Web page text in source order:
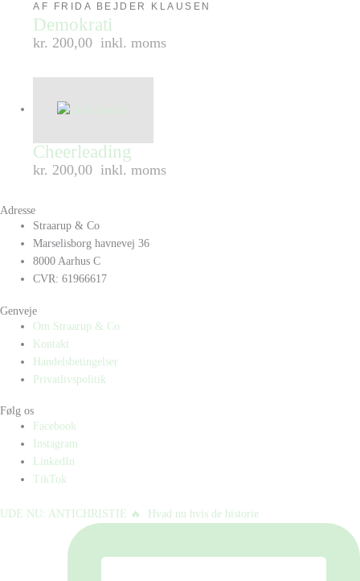
AF FRIDA BEJDER KLAUSEN
Demokrati
kr. 200,00 inkl. moms
Cheerleading
kr. 200,00 inkl. moms
Adresse
Straarup & Co
Marselisborg havnevej 36
8000 Aarhus C
CVR: 61966617
Genveje
Om Straarup & Co
Kontakt
Handelsbetingelser
Privatlivspolitik
Følg os
Facebook
Instagram
LinkedIn
TikTok
UDE NU: ANTICHRISTIE 🔥⁠ ⁠ Hvad nu hvis de historie